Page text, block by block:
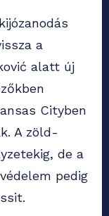
a
alatt új
Cityben
A zöld-
de a
pedig